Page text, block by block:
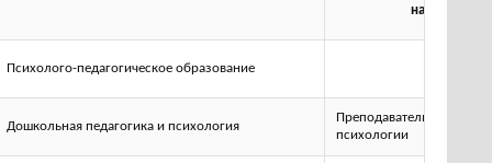
научной, и
Психолого-педагогическое образование
Дошкольная педагогика и психология
Преподаватель
психологии